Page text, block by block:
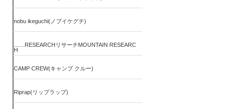
nobu ikeguchi(ノブイケグチ)
.......RESEARCHリサーチMOUNTAIN RESEARC
H
CAMP CREW(キャンプ クルー)
Riprap(リップラップ)